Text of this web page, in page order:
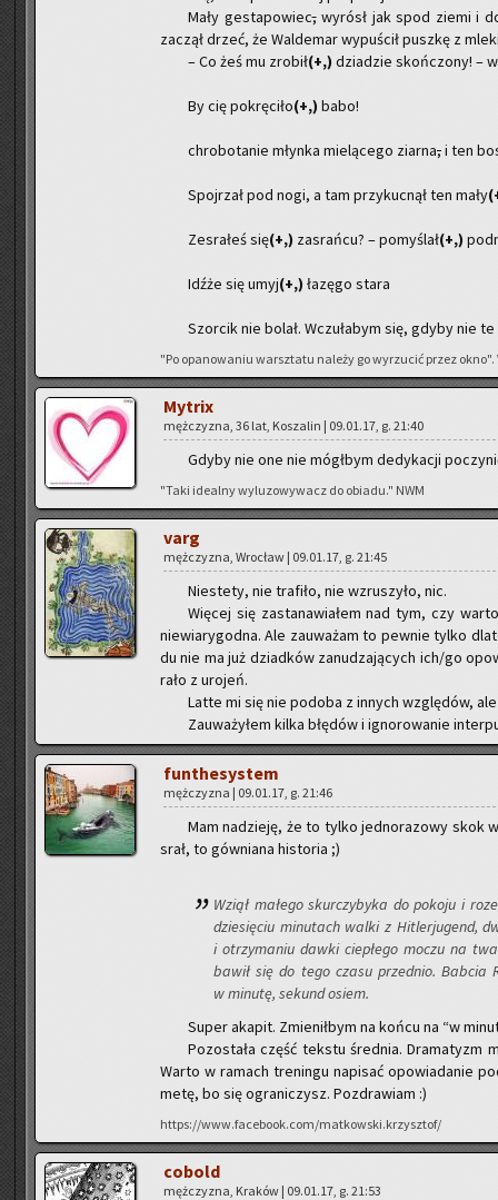
Mały ge­sta­po­wiec,wy­rósł jak spod ziemi i
za­czął drzeć, że Wal­de­mar wy­pu­ścił pusz­kę z
– Co żeś mu zro­bił(+,) dzia­dzie skoń­czo­ny! –
By cię po­krę­ci­ło(+,) babo!
chro­bo­ta­nie młyn­ka mie­lą­ce­go ziar­na,i ten
Spoj­rzał pod nogi, a tam przy­kuc­nął ten mały
Ze­sra­łeś się(+,) za­srań­cu? – po­my­ślał(+,)
Idźże się umyj(+,) ła­zę­go stara
Szor­cik nie bolał. Wczu­ła­bym się, gdyby nie
"Po opa­no­wa­niu warsz­ta­tu na­le­ży go wy­rzu­cić przez okno".
My­trix
męż­czy­zna, 36 lat, Ko­sza­lin | 09.01.17, g. 21:40
Gdyby nie one nie mógł­bym de­dy­ka­cji
"Taki ide­al­ny wy­lu­zo­wy­wacz do obia­du." NWM
varg
męż­czy­zna, Wro­cław | 09.01.17, g. 21:45
Nie­ste­ty, nie tra­fi­ło, nie wzru­szy­ło, nic.
Wię­cej się za­sta­na­wia­łem nad tym, czy
nie­wia­ry­god­na. Ale za­uwa­żam to pew­nie tylko
du nie ma już dziad­ków za­nu­dza­ją­cych ich/go
ra­ło z uro­jeń.
Latte mi się nie po­do­ba z in­nych wzglę­dów,
Za­uwa­ży­łem kilka błę­dów i igno­ro­wa­nie
fun­the­sys­tem
męż­czy­zna | 09.01.17, g. 21:46
Mam na­dzie­ję, że to tylko jed­no­ra­zo­wy skok
srał, to gów­nia­na hi­sto­ria ;)
Wziął ma­łe­go skur­czy­by­ka do po­ko­ju i
dzie­się­ciu mi­nu­tach walki z Hi­tler­ju­gend,
i otrzy­ma­niu dawki cie­płe­go moczu na
bawił się do tego czasu przed­nio. Bab­cia
w mi­nu­tę, se­kund osiem.
Super aka­pit. Zmie­nił­bym na końcu na “w
Po­zo­sta­ła część tek­stu śred­nia. Dra­ma­tyzm
Warto w ra­mach tre­nin­gu na­pi­sać opo­wia­da­nie
metę, bo się ogra­ni­czysz. Po­zdra­wiam :)
https://www.facebook.com/matkowski.krzysztof/
co­bold
męż­czy­zna, Kra­ków | 09.01.17, g. 21:53